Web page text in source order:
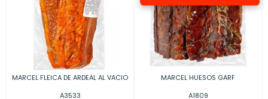
MARCEL FLEICA DE ARDEAL AL VACIO
A3533
MARCEL HUESOS GARF
A1809